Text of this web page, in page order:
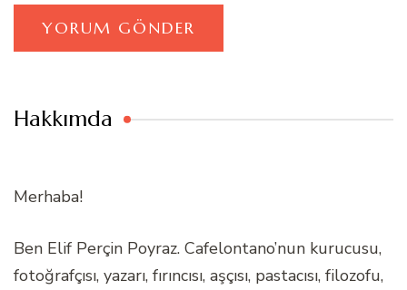
Hakkımda
Merhaba!
Ben Elif Perçin Poyraz. Cafelontano’nun kurucusu,
fotoğrafçısı, yazarı, fırıncısı, aşçısı, pastacısı, filozofu,